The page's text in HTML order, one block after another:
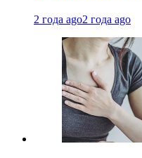
2 года ago2 года ago